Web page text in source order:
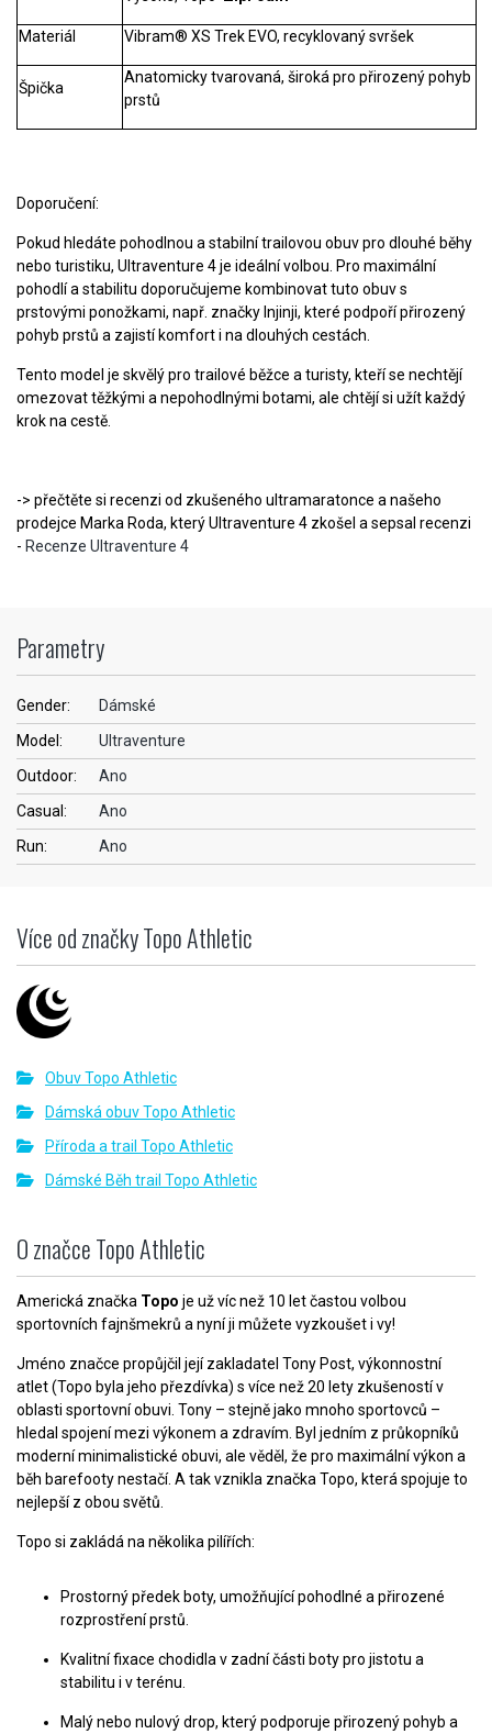
Materiál Vibram® XS Trek EVO, recyklovaný svršek
Špička
Anatomicky tvarovaná, široká pro přirozený pohyb
prstů
Doporučení:
Pokud hledáte pohodlnou a stabilní trailovou obuv pro dlouhé běhy
nebo turistiku, Ultraventure 4je ideální volbou. Pro maximální
pohodlí a stabilitu doporučujeme kombinovat tuto obuv s
prstovými ponožkami, např. značkyInjinji, které podpoří přirozený
pohyb prstů a zajistí komfort i na dlouhých cestách.
Tento model je skvělý pro trailové běžce a turisty, kteří se nechtějí
omezovat těžkými a nepohodlnými botami, ale chtějí si užít každý
krok na cestě.
-> přečtěte si recenzi od zkušeného ultramaratonce a našeho
prodejce Marka Roda, který Ultraventure 4 zkošel a sepsal recenzi
- Recenze Ultraventure 4
Parametry
Gender:
Dámské
Model:
Ultraventure
Outdoor:
Ano
Casual:
Ano
Run:
Ano
Více od značky Topo Athletic
Obuv Topo Athletic
Dámská obuv Topo Athletic
Příroda a trail Topo Athletic
Dámské Běh trail Topo Athletic
O značce Topo Athletic
Americká značka Topo je už víc než 10 let častou volbou
sportovních fajnšmekrů a nyní ji můžete vyzkoušet i vy!
Jméno značce propůjčil její zakladatel Tony Post, výkonnostní
atlet (Topo byla jeho přezdívka) s více než 20 lety zkušeností v
oblasti sportovní obuvi. Tony – stejně jako mnoho sportovců –
hledal spojení mezi výkonem a zdravím. Byl jedním z průkopníků
moderní minimalistické obuvi, ale věděl, že pro maximální výkon a
běh barefooty nestačí. A tak vznikla značka Topo, která spojuje to
nejlepší z obou světů.
Topo si zakládá na několika pilířích:
Prostorný předek boty, umožňující pohodlné a přirozené
rozprostření prstů.
Kvalitní fixace chodidla v zadní části boty pro jistotu a
stabilitu i v terénu.
Malý nebo nulový drop, který podporuje přirozený pohyb a